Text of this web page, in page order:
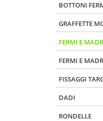
BOTTONI
GRAFFETTE
FERMI E
FERMI E
FISSAGGI
DADI
RONDELLE